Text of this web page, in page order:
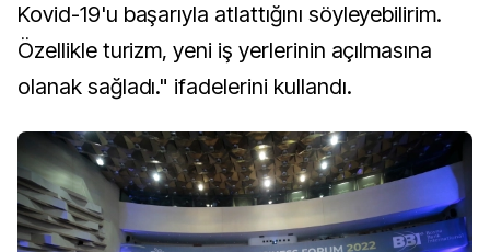
Kovid-19'u başarıyla atlattığını söyleyebilirim.
Özellikle turizm, yeni iş yerlerinin açılmasına
olanak sağladı." ifadelerini kullandı.